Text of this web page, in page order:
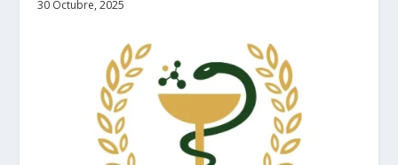
30 Octubre, 2025